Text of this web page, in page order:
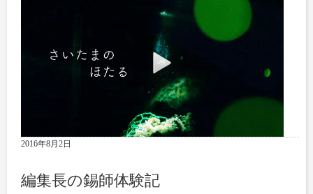
2016年8月2日
編集長の錫師体験記